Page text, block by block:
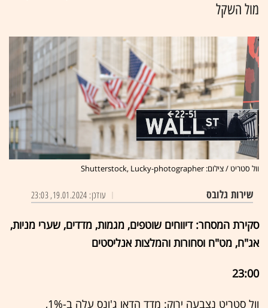
מול השקל
וול סטריט / צילום: Shutterstock, Lucky-photographer
שירות גלובס עודכן: 19.01.2024, 23:03
סקירת המסחר: דיווחים שוטפים, מגמות, מדדים, שערי מניות,
אג"ח, מט"ח וסחורות והמלצות אנליסטים
23:00
וול סטריט נצבעה ירוק: מדד הדאו ג'ונס עלה ב-1%,